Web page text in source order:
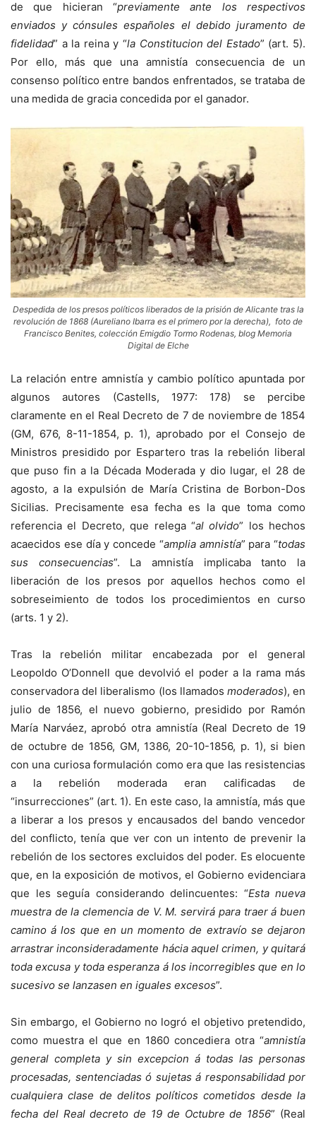
de que hicieran “previamente ante los respectivos
enviados y cónsules españoles el debido juramento de
fidelidad” a la reina y “la Constitucion del Estado” (art. 5).
Por ello, más que una amnistía consecuencia de un
consenso político entre bandos enfrentados, se trataba de
una medida de gracia concedida por el ganador.
Despedida de los presos políticos liberados de la prisión de Alicante tras la
revolución de 1868 (Aureliano Ibarra es el primero por la derecha), foto de
Francisco Benites, colección Emigdio Tormo Rodenas, blog Memoria
Digital de Elche
La relación entre amnistía y cambio político apuntada por
algunos autores (Castells, 1977: 178) se percibe
claramente en el Real Decreto de 7 de noviembre de 1854
(GM, 676, 8-11-1854, p. 1), aprobado por el Consejo de
Ministros presidido por Espartero tras la rebelión liberal
que puso fin a la Década Moderada y dio lugar, el 28 de
agosto, a la expulsión de María Cristina de Borbon-Dos
Sicilias. Precisamente esa fecha es la que toma como
referencia el Decreto, que relega “al olvido” los hechos
acaecidos ese día y concede “amplia amnistía” para “todas
sus consecuencias”. La amnistía implicaba tanto la
liberación de los presos por aquellos hechos como el
sobreseimiento de todos los procedimientos en curso
(arts. 1 y 2).
Tras la rebelión militar encabezada por el general
Leopoldo O’Donnell que devolvió el poder a la rama más
conservadora del liberalismo (los llamados moderados), en
julio de 1856, el nuevo gobierno, presidido por Ramón
María Narváez, aprobó otra amnistía (Real Decreto de 19
de octubre de 1856, GM, 1386, 20-10-1856, p. 1), si bien
con una curiosa formulación como era que las resistencias
a la rebelión moderada eran calificadas de
“insurrecciones” (art. 1). En este caso, la amnistía, más que
a liberar a los presos y encausados del bando vencedor
del conflicto, tenía que ver con un intento de prevenir la
rebelión de los sectores excluidos del poder. Es elocuente
que, en la exposición de motivos, el Gobierno evidenciara
que les seguía considerando delincuentes: “Esta nueva
muestra de la clemencia de V. M. servirá para traer á buen
camino á los que en un momento de extravío se dejaron
arrastrar inconsideradamente hácia aquel crimen, y quitará
toda excusa y toda esperanza á los incorregibles que en lo
sucesivo se lanzasen en iguales excesos”.
Sin embargo, el Gobierno no logró el objetivo pretendido,
como muestra el que en 1860 concediera otra “amnistía
general completa y sin excepcion á todas las personas
procesadas, sentenciadas ó sujetas á responsabilidad por
cualquiera clase de delitos políticos cometidos desde la
fecha del Real decreto de 19 de Octubre de 1856” (Real